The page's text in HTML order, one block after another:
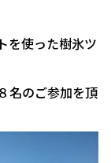
を使った樹氷ツ
名のご参加を頂